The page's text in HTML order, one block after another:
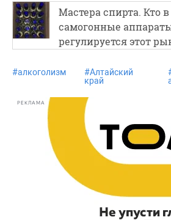
Мастера спирта. Кто
самогонные
регулируется этот
#алкоголизм #Алтайский
край
РЕКЛАМА